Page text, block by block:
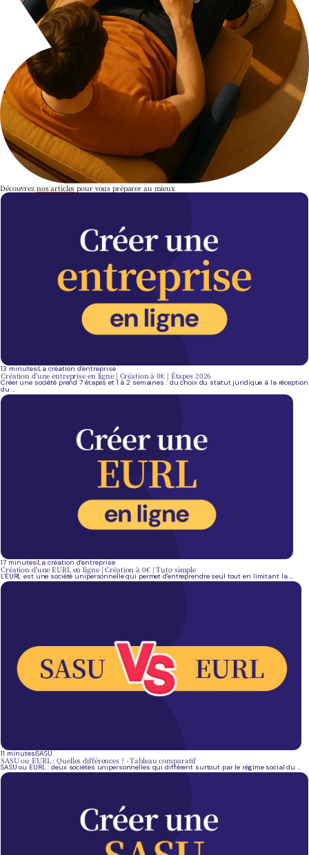
Découvrez nos articles pour vous préparer au mieux
13 minutesLa création d'entreprise
Création d'une entreprise en ligne | Création à 0€ | Étapes 2026
Créer une société prend 7 étapes et 1 à 2 semaines : du choix du statut juridique à la réception
du ...
17 minutesLa création d'entreprise
Création d'une EURL en ligne | Création à 0€ | Tuto simple
L'EURL est une société unipersonnelle qui permet d'entreprendre seul tout en limitant la ...
11 minutesSASU
SASU ou EURL : Quelles différences ? - Tableau comparatif
SASU ou EURL : deux sociétés unipersonnelles qui diffèrent surtout par le régime social du ...